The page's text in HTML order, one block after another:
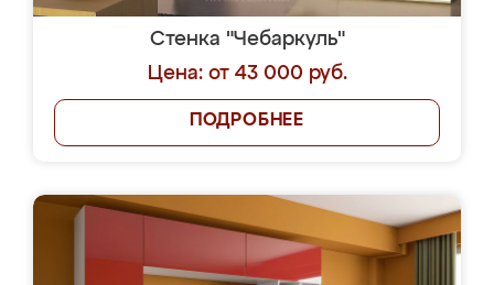
Стенка "Чебаркуль"
Цена: от 43 000 руб.
ПОДРОБНЕЕ